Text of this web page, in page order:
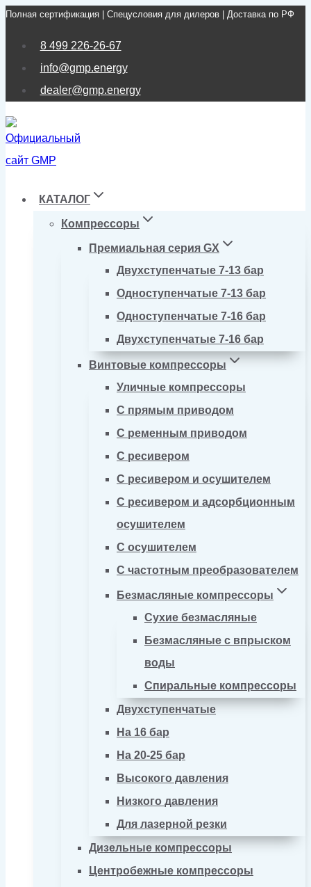
Перейти
Полная сертификация | Спецусловия для дилеров | Доставка по РФ
8 499 226-26-67
info@gmp.energy
dealer@gmp.energy
КАТАЛОГ
Компрессоры
Премиальная серия GX
Двухступенчатые 7-13 бар
Одноступенчатые 7-13 бар
Одноступенчатые 7-16 бар
Двухступенчатые 7-16 бар
Винтовые компрессоры
Уличные компрессоры
С прямым приводом
С ременным приводом
С ресивером
С ресивером и осушителем
С ресивером и адсорбционным
осушителем
С осушителем
С частотным преобразователем
Безмасляные компрессоры
Сухие безмасляные
Безмасляные с впрыском
воды
Спиральные компрессоры
Двухступенчатые
На 16 бар
На 20-25 бар
Высокого давления
Низкого давления
Для лазерной резки
Дизельные компрессоры
Центробежные компрессоры